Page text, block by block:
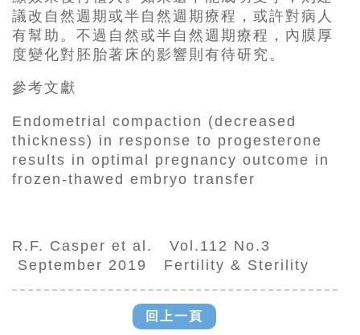
議改自然週期或半自然週期療程，或許對病人
有幫助。不過自然或半自然週期療程，內膜厚
度變化對胚胎著床的影響則有待研究。
參考文獻
Endometrial compaction (decreased
thickness) in response to progesterone
results in optimal pregnancy outcome in
frozen-thawed embryo transfer
R.F. Casper et al. Vol.112 No.3
September 2019 Fertility & Sterility
回上一頁